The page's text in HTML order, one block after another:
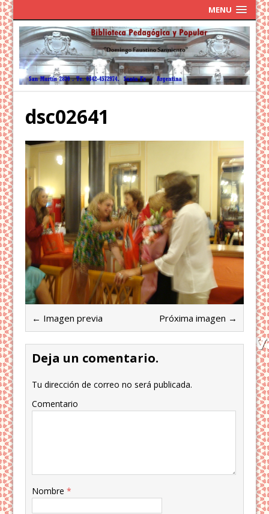
MENU
dsc02641
← Imagen previa Próxima imagen →
Deja un comentario.
Tu dirección de correo no será publicada.
Comentario
Nombre*